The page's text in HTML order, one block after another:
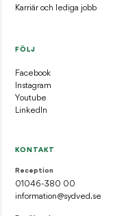
Karriär och lediga jobb
FÖLJ
Facebook
Instagram
Youtube
LinkedIn
KONTAKT
Reception
01046-380 00
information@sydved.se